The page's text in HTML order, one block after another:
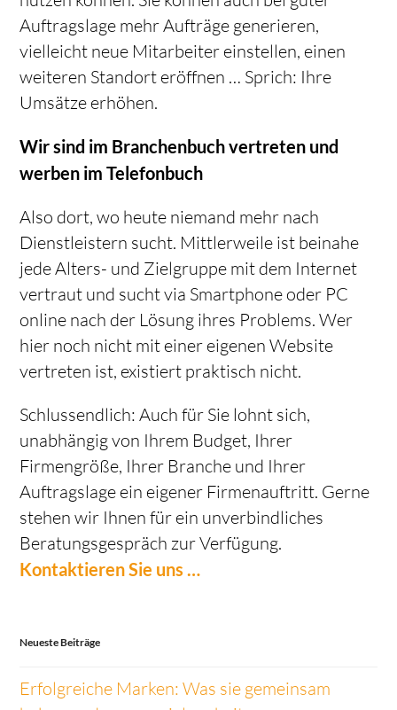
Auftragslage mehr Aufträge generieren,
vielleicht neue Mitarbeiter einstellen, einen
weiteren Standort eröffnen … Sprich: Ihre
Umsätze erhöhen.
Wir sind im Branchenbuch vertreten und
werben im Telefonbuch
Also dort, wo heute niemand mehr nach
Dienstleistern sucht. Mittlerweile ist beinahe
jede Alters- und Zielgruppe mit dem Internet
vertraut und sucht via Smartphone oder PC
online nach der Lösung ihres Problems. Wer
hier noch nicht mit einer eigenen Website
vertreten ist, existiert praktisch nicht.
Schlussendlich: Auch für Sie lohnt sich,
unabhängig von Ihrem Budget, Ihrer
Firmengröße, Ihrer Branche und Ihrer
Auftragslage ein eigener Firmenauftritt. Gerne
stehen wir Ihnen für ein unverbindliches
Beratungsgespräch zur Verfügung.
Kontaktieren Sie uns …
Neueste Beiträge
Erfolgreiche Marken: Was sie gemeinsam